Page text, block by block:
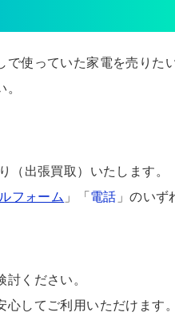
使っていた家電を売りた
（出張買取）いたします。
フォーム 」「 電話 」のいず
ください。
してご利用いただけます。